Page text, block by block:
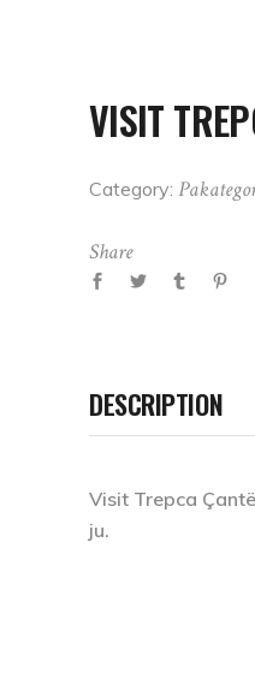
VISIT
Category:
Share
DESCRIPTION
Visit Trepca
ju.